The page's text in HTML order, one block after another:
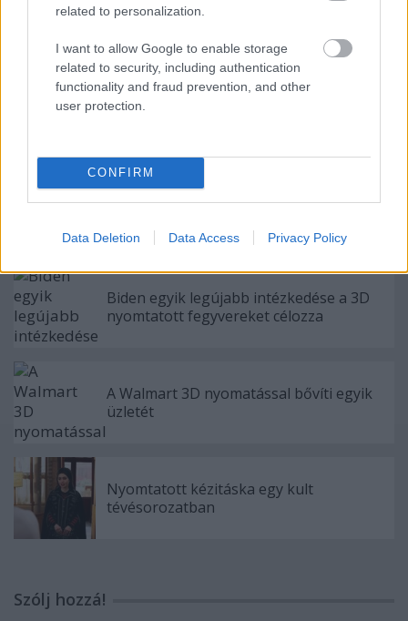
related to personalization.
I want to allow Google to enable storage
related to security, including authentication
functionality and fraud prevention, and other
user protection.
CONFIRM
Data Deletion Data Access Privacy Policy
Ajánlott bejegyzések:
A Prusa bemutatta az új Core One 3D
A zéró gravitáció kedvez a
Biden egyik legújabb intézkedése a 3D
nyomtatott fegyvereket célozza
A Walmart 3D nyomatással bővíti egyik
üzletét
Nyomtatott kézitáska egy kult
tévésorozatban
Szólj hozzá!